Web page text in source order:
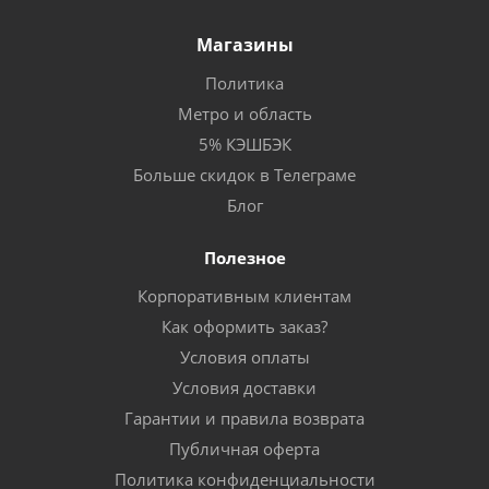
Магазины
Политика
Метро и область
5% КЭШБЭК
Больше скидок в Телеграме
Блог
Полезное
Корпоративным клиентам
Как оформить заказ?
Условия оплаты
Условия доставки
Гарантии и правила возврата
Публичная оферта
Политика конфиденциальности